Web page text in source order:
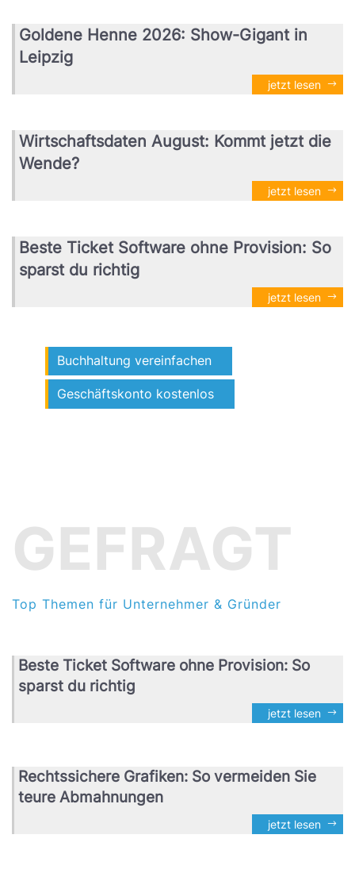
Goldene Henne 2026: Show-Gigant in
Leipzig
jetzt lesen
Wirtschaftsdaten August: Kommt jetzt die
Wende?
jetzt lesen
Beste Ticket Software ohne Provision: So
sparst du richtig
jetzt lesen
Buchhaltung vereinfachen
Geschäftskonto kostenlos
GEFRAGT
Top Themen für Unternehmer & Gründer
Beste Ticket Software ohne Provision: So
sparst du richtig
jetzt lesen
Rechtssichere Grafiken: So vermeiden Sie
teure Abmahnungen
jetzt lesen